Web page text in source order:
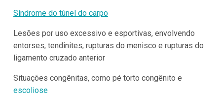
Síndrome do túnel do carpo
Lesões por uso excessivo e esportivas, envolvendo
entorses, tendinites, rupturas do menisco e rupturas do
ligamento cruzado anterior
Situações congênitas, como pé torto congênito e
escoliose